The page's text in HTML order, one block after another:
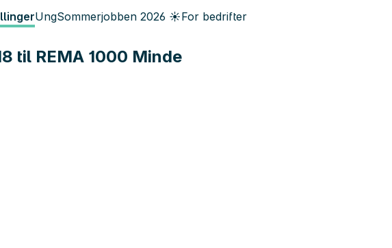
UngSommerjobben 2026 ☀️For bedrifter
til REMA 1000 Minde